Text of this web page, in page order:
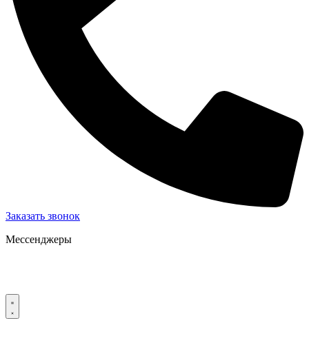
Заказать звонок
Мессенджеры